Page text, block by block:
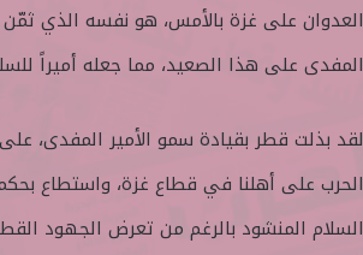
العدوان على غزة بالأمس، هو نفسه الذي ثمّن
المفدى على هذا الصعيد، مما جعله أميراً
الحرب على أهلنا في قطاع غزة، واستطاع
السلام المنشود بالرغم من تعرض الجهود